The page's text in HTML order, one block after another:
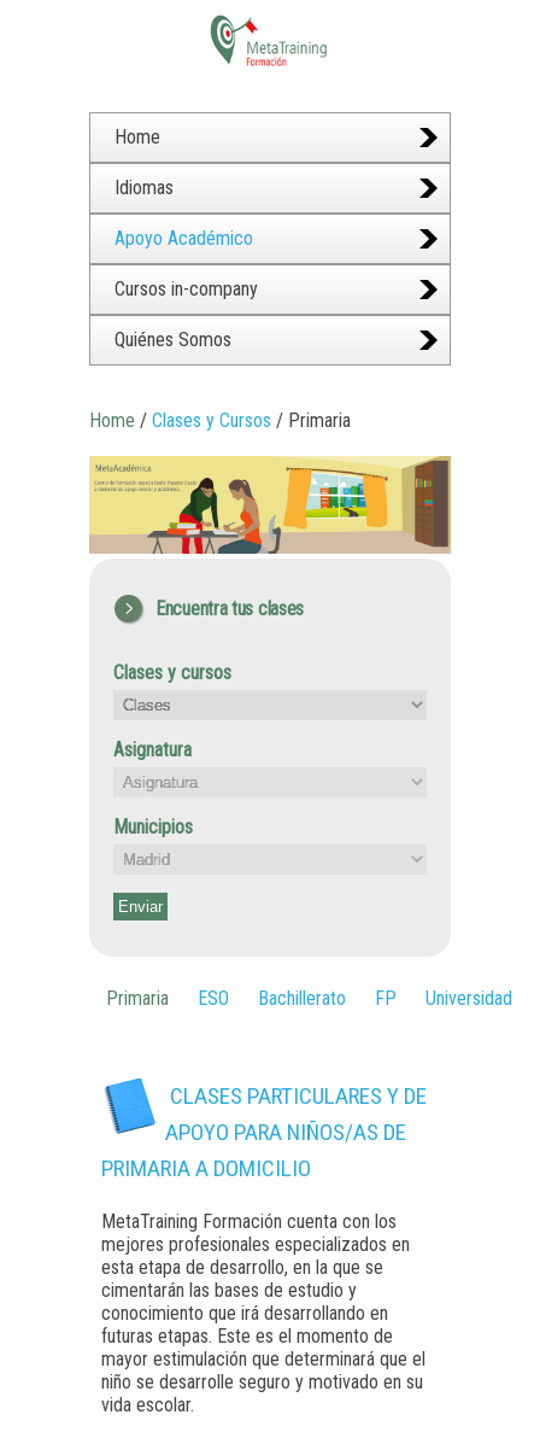
Home
Idiomas
Apoyo Académico
Cursos in-company
Quiénes Somos
Home / Clases y Cursos / Primaria
Encuentra tus clases
Clases y cursos
Asignatura
Municipios
Primaria ESO Bachillerato FP Universidad
CLASES PARTICULARES Y DE
APOYO PARA NIÑOS/AS DE
PRIMARIA A DOMICILIO
MetaTraining Formación cuenta con los
mejores profesionales especializados en
esta etapa de desarrollo, en la que se
cimentarán las bases de estudio y
conocimiento que irá desarrollando en
futuras etapas. Este es el momento de
mayor estimulación que determinará que el
niño se desarrolle seguro y motivado en su
vida escolar.